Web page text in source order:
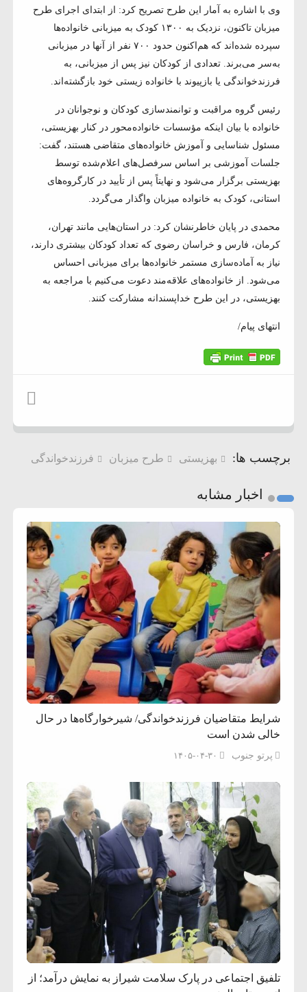
وی با اشاره به آمار این طرح تصریح کرد: از ابتدای اجرای طرح
میزبان تاکنون، نزدیک به ۱۳۰۰ کودک به میزبانی خانواده‌ها
سپرده شده‌اند که هم‌اکنون حدود ۷۰۰ نفر از آنها در میزبانی
به‌سر می‌برند. تعدادی از کودکان نیز پس از میزبانی، به
فرزندخواندگی یا بازپیوند با خانواده زیستی خود بازگشته‌اند.
رئیس گروه مراقبت و توانمندسازی کودکان و نوجوانان در
خانواده با بیان اینکه مؤسسات خانواده‌محور در کنار بهزیستی،
مسئول شناسایی و آموزش خانواده‌های متقاضی هستند، گفت:
جلسات آموزشی بر اساس سرفصل‌های اعلام‌شده توسط
بهزیستی برگزار می‌شود و نهایتاً پس از تأیید در کارگروه‌های
استانی، کودک به خانواده میزبان واگذار می‌گردد.
محمدی در پایان خاطرنشان کرد: در استان‌هایی مانند تهران،
کرمان، فارس و خراسان رضوی که تعداد کودکان بیشتری دارند،
نیاز به آماده‌سازی مستمر خانواده‌ها برای میزبانی احساس
می‌شود. از خانواده‌های علاقه‌مند دعوت می‌کنیم با مراجعه به
بهزیستی، در این طرح خداپسندانه مشارکت کنند.
انتهای پیام/
برچسب ها: بهزیستی طرح میزبان فرزندخواندگی
اخبار مشابه
شرایط متقاضیان فرزندخواندگی/ شیرخوارگاه‌ها در حال
خالی شدن است
پرتو جنوب ۱۴۰۵-۰۴-۳۰
تلفیق اجتماعی در پارک سلامت شیراز به نمایش درآمد؛ از